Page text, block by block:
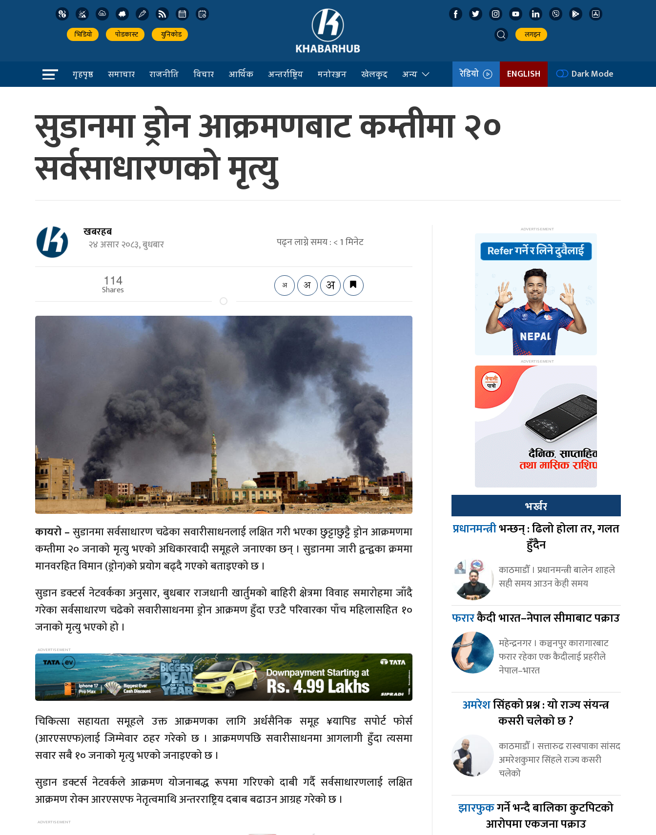
भिडियो पोडकास्ट युनिकोड लगइन
गृहपृष्ठ समाचार राजनीति विचार आर्थिक अन्तर्राष्ट्रिय मनोरञ्जन खेलकुद अन्य रेडियो ENGLISH Dark Mode
सुडानमा ड्रोन आक्रमणबाट कम्तीमा २०
सर्वसाधारणको मृत्यु
खबरहब
२४ असार २०८३, बुधबार पढ्न लाग्ने समय :< 1मिनेट
114
Shares
कायरो –सुडानमा सर्वसाधारण चढेका सवारीसाधनलाई लक्षित गरी भएका छुट्टाछुट्टै ड्रोन आक्रमणमा
कम्तीमा २० जनाको मृत्यु भएको अधिकारवादी समूहले जनाएका छन् । सुडानमा जारी द्वन्द्वका क्रममा
मानवरहित विमान (ड्रोन)को प्रयोग बढ्दै गएको बताइएको छ ।
सुडान डक्टर्स नेटवर्कका अनुसार, बुधबार राजधानी खार्तुमको बाहिरी क्षेत्रमा विवाह समारोहमा जाँदै
गरेका सर्वसाधारण चढेको सवारीसाधनमा ड्रोन आक्रमण हुँदा एउटै परिवारका पाँच महिलासहित १०
जनाको मृत्यु भएको हो ।
चिकित्सा सहायता समूहले उक्त आक्रमणका लागि अर्धसैनिक समूह ¥यापिड सपोर्ट फोर्स
(आरएसएफ)लाई जिम्मेवार ठहर गरेको छ । आक्रमणपछि सवारीसाधनमा आगलागी हुँदा त्यसमा
सवार सबै १० जनाको मृत्यु भएको जनाइएको छ ।
सुडान डक्टर्स नेटवर्कले आक्रमण योजनाबद्ध रूपमा गरिएको दाबी गर्दै सर्वसाधारणलाई लक्षित
आक्रमण रोक्न आरएसएफ नेतृत्वमाथि अन्तरराष्ट्रिय दबाब बढाउन आग्रह गरेको छ ।
भर्खर
प्रधानमन्त्रीभन्छन् : ढिलो होला तर, गलत
हुँदैन
काठमाडौँ । प्रधानमन्त्री बालेन शाहले
सही समय आउन केही समय
फरारकैदी भारत–नेपाल सीमाबाट पक्राउ
महेन्द्रनगर । कञ्चनपुर कारागारबाट
फरार रहेका एक कैदीलाई प्रहरीले
नेपाल–भारत
अमरेशसिंहको प्रश्न : यो राज्य संयन्त्र
कसरी चलेको छ ?
काठमाडौँ । सत्तारुढ रास्वपाका सांसद
अमरेशकुमार सिंहले राज्य कसरी
चलेको
झारफुकगर्ने भन्दै बालिका कुटपिटको
आरोपमा एकजना पक्राउ